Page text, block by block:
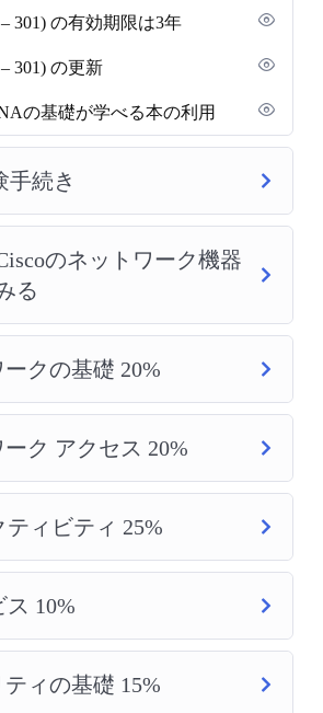
301) の有効期限は3年
301) の更新
の基礎が学べる本の利用
手続き
のネットワーク機器
る
クの基礎 20%
ク アクセス 20%
ティビティ 25%
ス 10%
ィの基礎 15%